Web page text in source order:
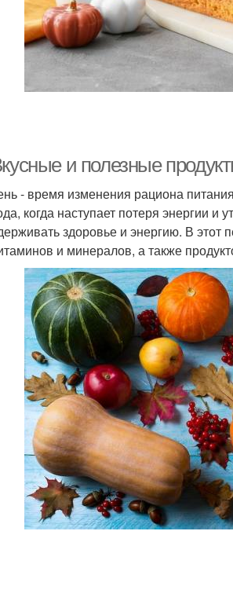
и полезные
- время изменения рациона питания
когда наступает потеря энергии
здоровье и энергию. В этот
и минералов, а также